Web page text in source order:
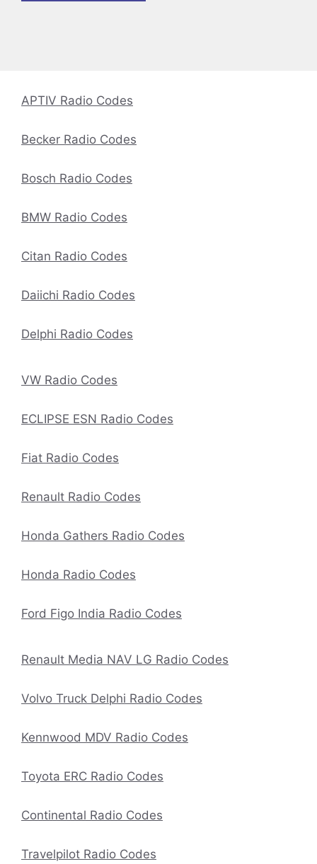
APTIV Radio Codes
Becker Radio Codes
Bosch Radio Codes
BMW Radio Codes
Citan Radio Codes
Daiichi Radio Codes
Delphi Radio Codes
VW Radio Codes
ECLIPSE ESN Radio Codes
Fiat Radio Codes
Renault Radio Codes
Honda Gathers Radio Codes
Honda Radio Codes
Ford Figo India Radio Codes
Renault Media NAV LG Radio Codes
Volvo Truck Delphi Radio Codes
Kennwood MDV Radio Codes
Toyota ERC Radio Codes
Continental Radio Codes
Travelpilot Radio Codes